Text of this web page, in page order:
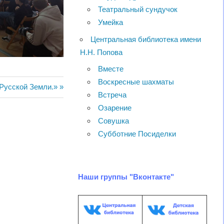
Земли.»
Театральный сундучок
Умейка
Центральная библиотека имени
Н.Н. Попова
Вместе
Воскресные шахматы
Встреча
Озарение
Совушка
Субботние Посиделки
Наши группы "Вконтакте"